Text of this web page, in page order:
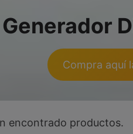
Generador
Compra aquí
encontrado productos.